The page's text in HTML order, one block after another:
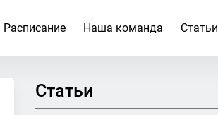
Расписание Наша команда Статьи
Статьи